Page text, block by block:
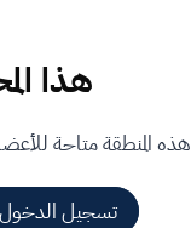
هذا
هذه المنطقة متاحة
تسجيل الدخول